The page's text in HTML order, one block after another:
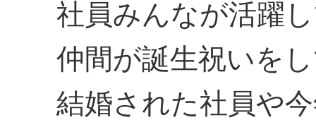
社員みんなが活躍
仲間が誕生祝いを
結婚された社員や